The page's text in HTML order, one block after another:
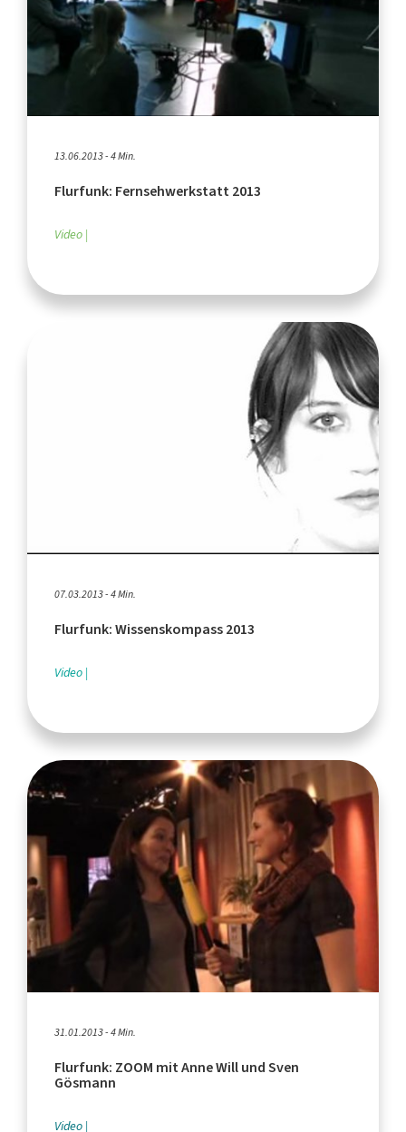
13.06.2013 - 4 Min.
Flurfunk: Fernsehwerkstatt 2013
Video
07.03.2013 - 4 Min.
Flurfunk: Wissenskompass 2013
Video
31.01.2013 - 4 Min.
Flurfunk: ZOOM mit Anne Will und Sven
Gösmann
Video